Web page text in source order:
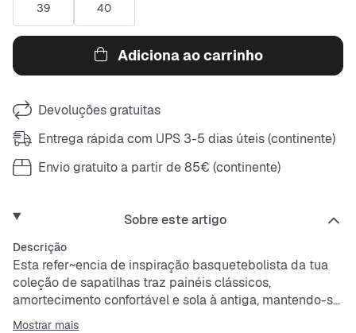
39 40
Adiciona ao carrinho
Devoluções gratuitas
Entrega rápida com UPS 3-5 dias úteis (continente)
Envio gratuito a partir de 85€ (continente)
Sobre este artigo
Descrição
Esta refer~encia de inspiração basquetebolista da tua
coleção de sapatilhas traz painéis clássicos,
amortecimento confortável e sola à antiga, mantendo-se
fiel às linhas clássicas da Nike.
Mostrar mais